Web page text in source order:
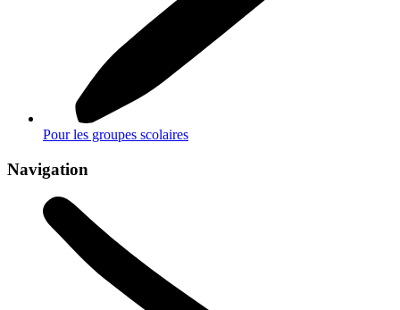
Pour les groupes scolaires
Navigation